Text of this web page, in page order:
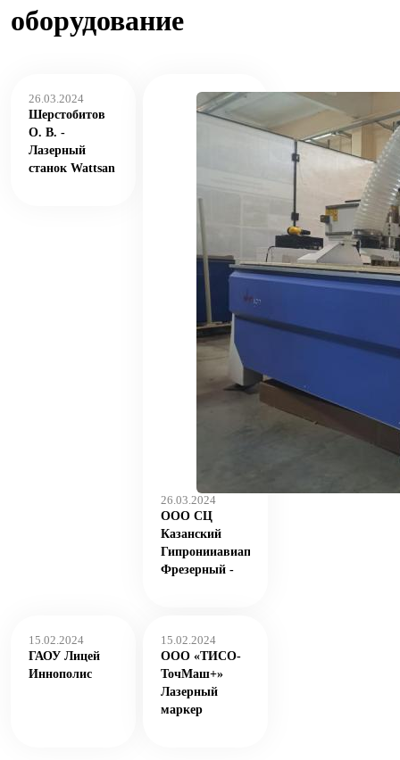
оборудование
26.03.2024
Шерстобитов
О. В. -
Лазерный
станок Wattsan
26.03.2024
ООО СЦ
Казанский
Гипронииавиапром
Фрезерный -
15.02.2024
ГАОУ Лицей
Иннополис
15.02.2024
ООО «ТИСО-
ТочМаш+»
Лазерный
маркер